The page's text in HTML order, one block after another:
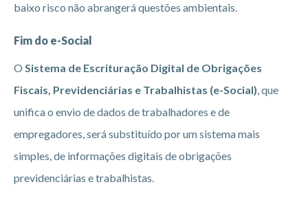
baixo risco não abrangerá questões ambientais.
Fim do e-Social
O Sistema de Escrituração Digital de Obrigações
Fiscais, Previdenciárias e Trabalhistas (e-Social), que
unifica o envio de dados de trabalhadores e de
empregadores, será substituído por um sistema mais
simples, de informações digitais de obrigações
previdenciárias e trabalhistas.